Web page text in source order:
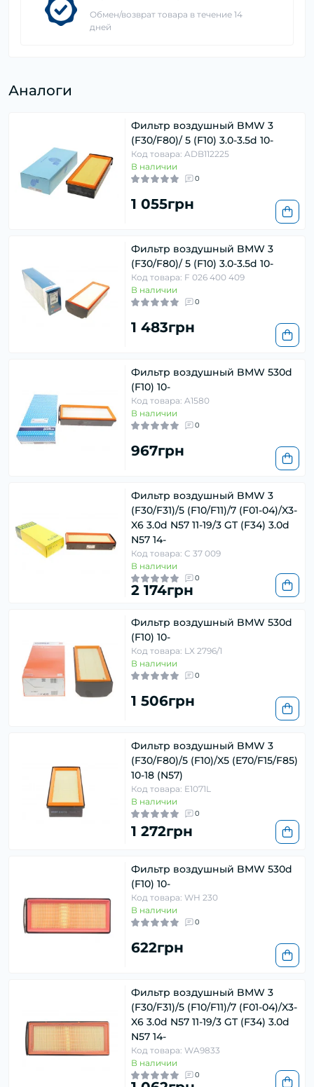
Обмен/возврат товара в течение 14
дней
Аналоги
Фильтр воздушный BMW 3
(F30/F80)/ 5 (F10) 3.0-3.5d 10-
Код товара: ADB112225
В наличии
0
1 055грн
Фильтр воздушный BMW 3
(F30/F80)/ 5 (F10) 3.0-3.5d 10-
Код товара: F 026 400 409
В наличии
0
1 483грн
Фильтр воздушный BMW 530d
(F10) 10-
Код товара: A1580
В наличии
0
967грн
Фильтр воздушный BMW 3
(F30/F31)/5 (F10/F11)/7 (F01-04)/X3-
X6 3.0d N57 11-19/3 GT (F34) 3.0d
N57 14-
Код товара: C 37 009
В наличии
0
2 174грн
Фильтр воздушный BMW 530d
(F10) 10-
Код товара: LX 2796/1
В наличии
0
1 506грн
Фильтр воздушный BMW 3
(F30/F80)/5 (F10)/X5 (E70/F15/F85)
10-18 (N57)
Код товара: E1071L
В наличии
0
1 272грн
Фильтр воздушный BMW 530d
(F10) 10-
Код товара: WH 230
В наличии
0
622грн
Фильтр воздушный BMW 3
(F30/F31)/5 (F10/F11)/7 (F01-04)/X3-
X6 3.0d N57 11-19/3 GT (F34) 3.0d
N57 14-
Код товара: WA9833
В наличии
0